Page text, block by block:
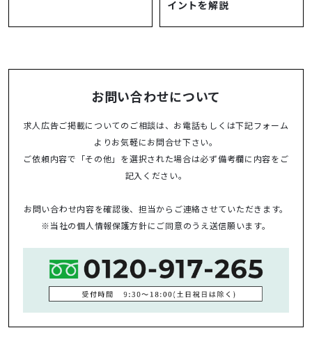
イントを解説
お問い合わせについて
求人広告ご掲載についてのご相談は、お電話もしくは下記フォーム
よりお気軽にお問合せ下さい。
ご依頼内容で「その他」を選択された場合は必ず備考欄に内容をご
記入ください。
お問い合わせ内容を確認後、担当からご連絡させていただきます。
※当社の個人情報保護方針にご同意のうえ送信願います。